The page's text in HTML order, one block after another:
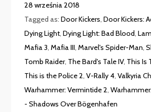
28 września 2018
Tagged as:Door Kickers,Door Kickers:
Dying Light,Dying Light: Bad Blood,
Mafia 3,Mafia III,Marvel's Spider-Man,
Tomb Raider, The Bard's Tale IV, This Is
This is the Police 2,V-Rally 4,Valkyria
Warhammer: Vermintide 2,
- Shadows Over Bögenhafen